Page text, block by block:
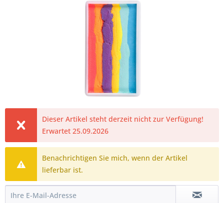
Dieser Artikel steht derzeit nicht zur Verfügung!
Erwartet 25.09.2026
Benachrichtigen Sie mich, wenn der Artikel
lieferbar ist.